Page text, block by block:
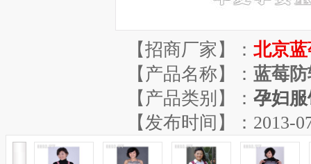
【招商厂家】： 北京
【产品名称】： 蓝莓
【产品类别】： 孕妇
【发布时间】：2013-